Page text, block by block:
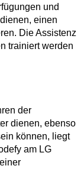
und
einen
Die Assistenz
trainiert werden
der
dienen, ebenso
können, liegt
am LG